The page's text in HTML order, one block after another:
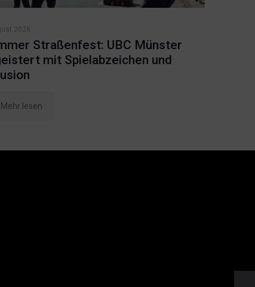
2026
Straßenfest: UBC Münster
mit Spielabzeichen und
Mehr lesen